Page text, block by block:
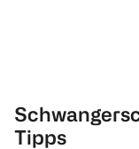
Tipps